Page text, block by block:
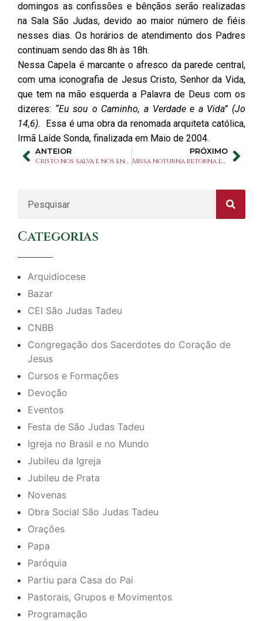
domingos as confissões e bênçãos serão realizadas
na Sala São Judas, devido ao maior número de fiéis
nesses dias. Os horários de atendimento dos Padres
continuam sendo das 8h às 18h.
Nessa Capela é marcante o afresco da parede central,
com uma iconografia de Jesus Cristo, Senhor da Vida,
que tem na mão esquerda a Palavra de Deus com os
dizeres: “Eu sou o Caminho, a Verdade e a Vida” (Jo
14,6).
Essa é uma obra da renomada arquiteta católica,
Irmã Laíde Sonda, finalizada em Maio de 2004.
ANTEIOR
Cristo nos salva e nos envia: “Quem escuta a minha palavra possui a vida eterna” (Jo 5,24).
PRÓXIMO
Missa noturna retorna em Setembro no Santuário
Categorias
Arquidiocese
Bazar
CEI São Judas Tadeu
CNBB
Congregação dos Sacerdotes do Coração de
Jesus
Cursos e Formações
Devoção
Eventos
Festa de São Judas Tadeu
Igreja no Brasil e no Mundo
Jubileu da Igreja
Jubileu de Prata
Novenas
Obra Social São Judas Tadeu
Orações
Papa
Paróquia
Partiu para Casa do Pai
Pastorais, Grupos e Movimentos
Programação